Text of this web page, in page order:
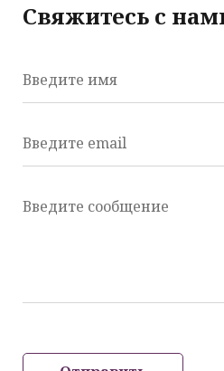
Свяжитесь с
Введите имя
Введите email
Введите сообщение